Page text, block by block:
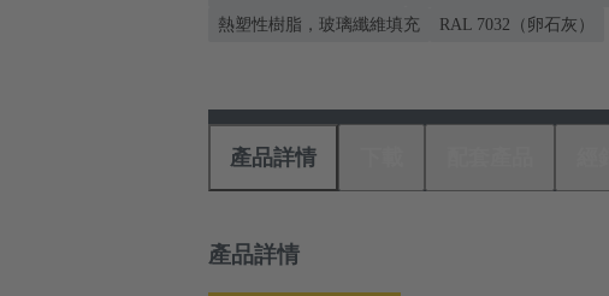
熱塑性樹脂，玻璃纖維填充
RAL 7032（卵石灰）
產品詳情
產品詳情